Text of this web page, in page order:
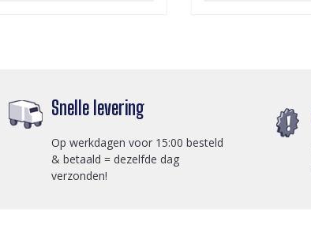
Snelle levering
Op werkdagen voor 15:00 besteld
& betaald = dezelfde dag
verzonden!